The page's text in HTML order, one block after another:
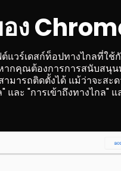
ง
วร์เดสก์ท็อปทางไกลที่ใช้
ากคุณต้องการการสนับสนุ
ารถติดตั้งได้ แม้ว่าจะสะ
ะ "การเข้าถึงทางไกล"